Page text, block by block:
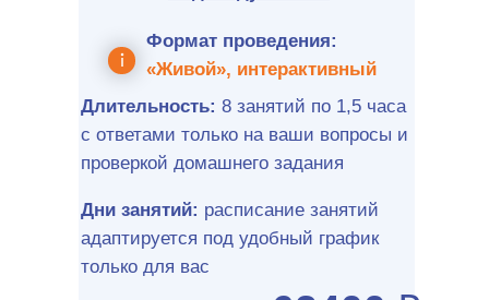
Формат проведения:
«Живой», интерактивный
Длительность: 8 занятий по 1,5 часа
с ответами только на ваши вопросы и
проверкой домашнего задания
Дни занятий: расписание занятий
адаптируется под удобный график
только для вас